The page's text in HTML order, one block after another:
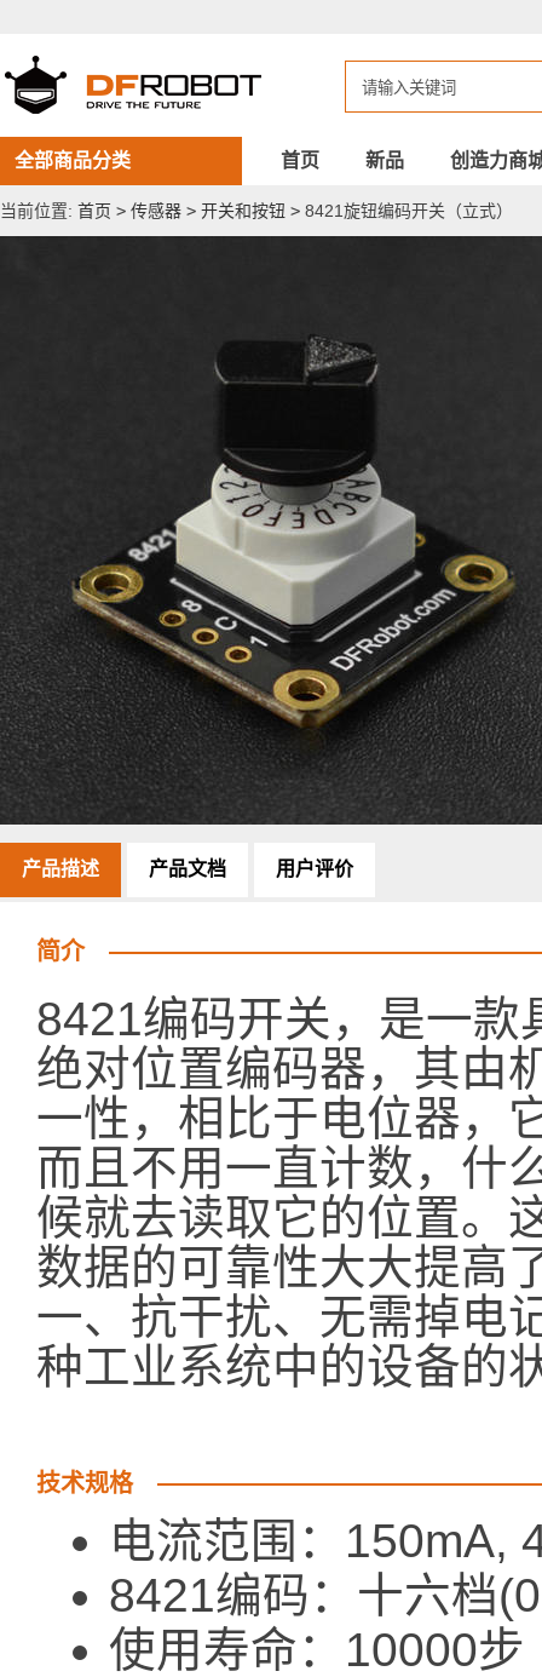
编
码
开
关
（立
式）
全部商品分类 首页 新品 创造力商
当前位置: 首页 > 传感器 > 开关和按钮 > 8421旋钮编码开关（立式）
产品描述 产品文档 用户评价
简介
8421编码开关，是一
绝对位置编码器，其由
一性，相比于电位器，
而且不用一直计数，什
候就去读取它的位置。
数据的可靠性大大提高
一、抗干扰、无需掉电
种工业系统中的设备的
技术规格
电流范围：150mA,
8421编码：十六档
使用寿命：10000步